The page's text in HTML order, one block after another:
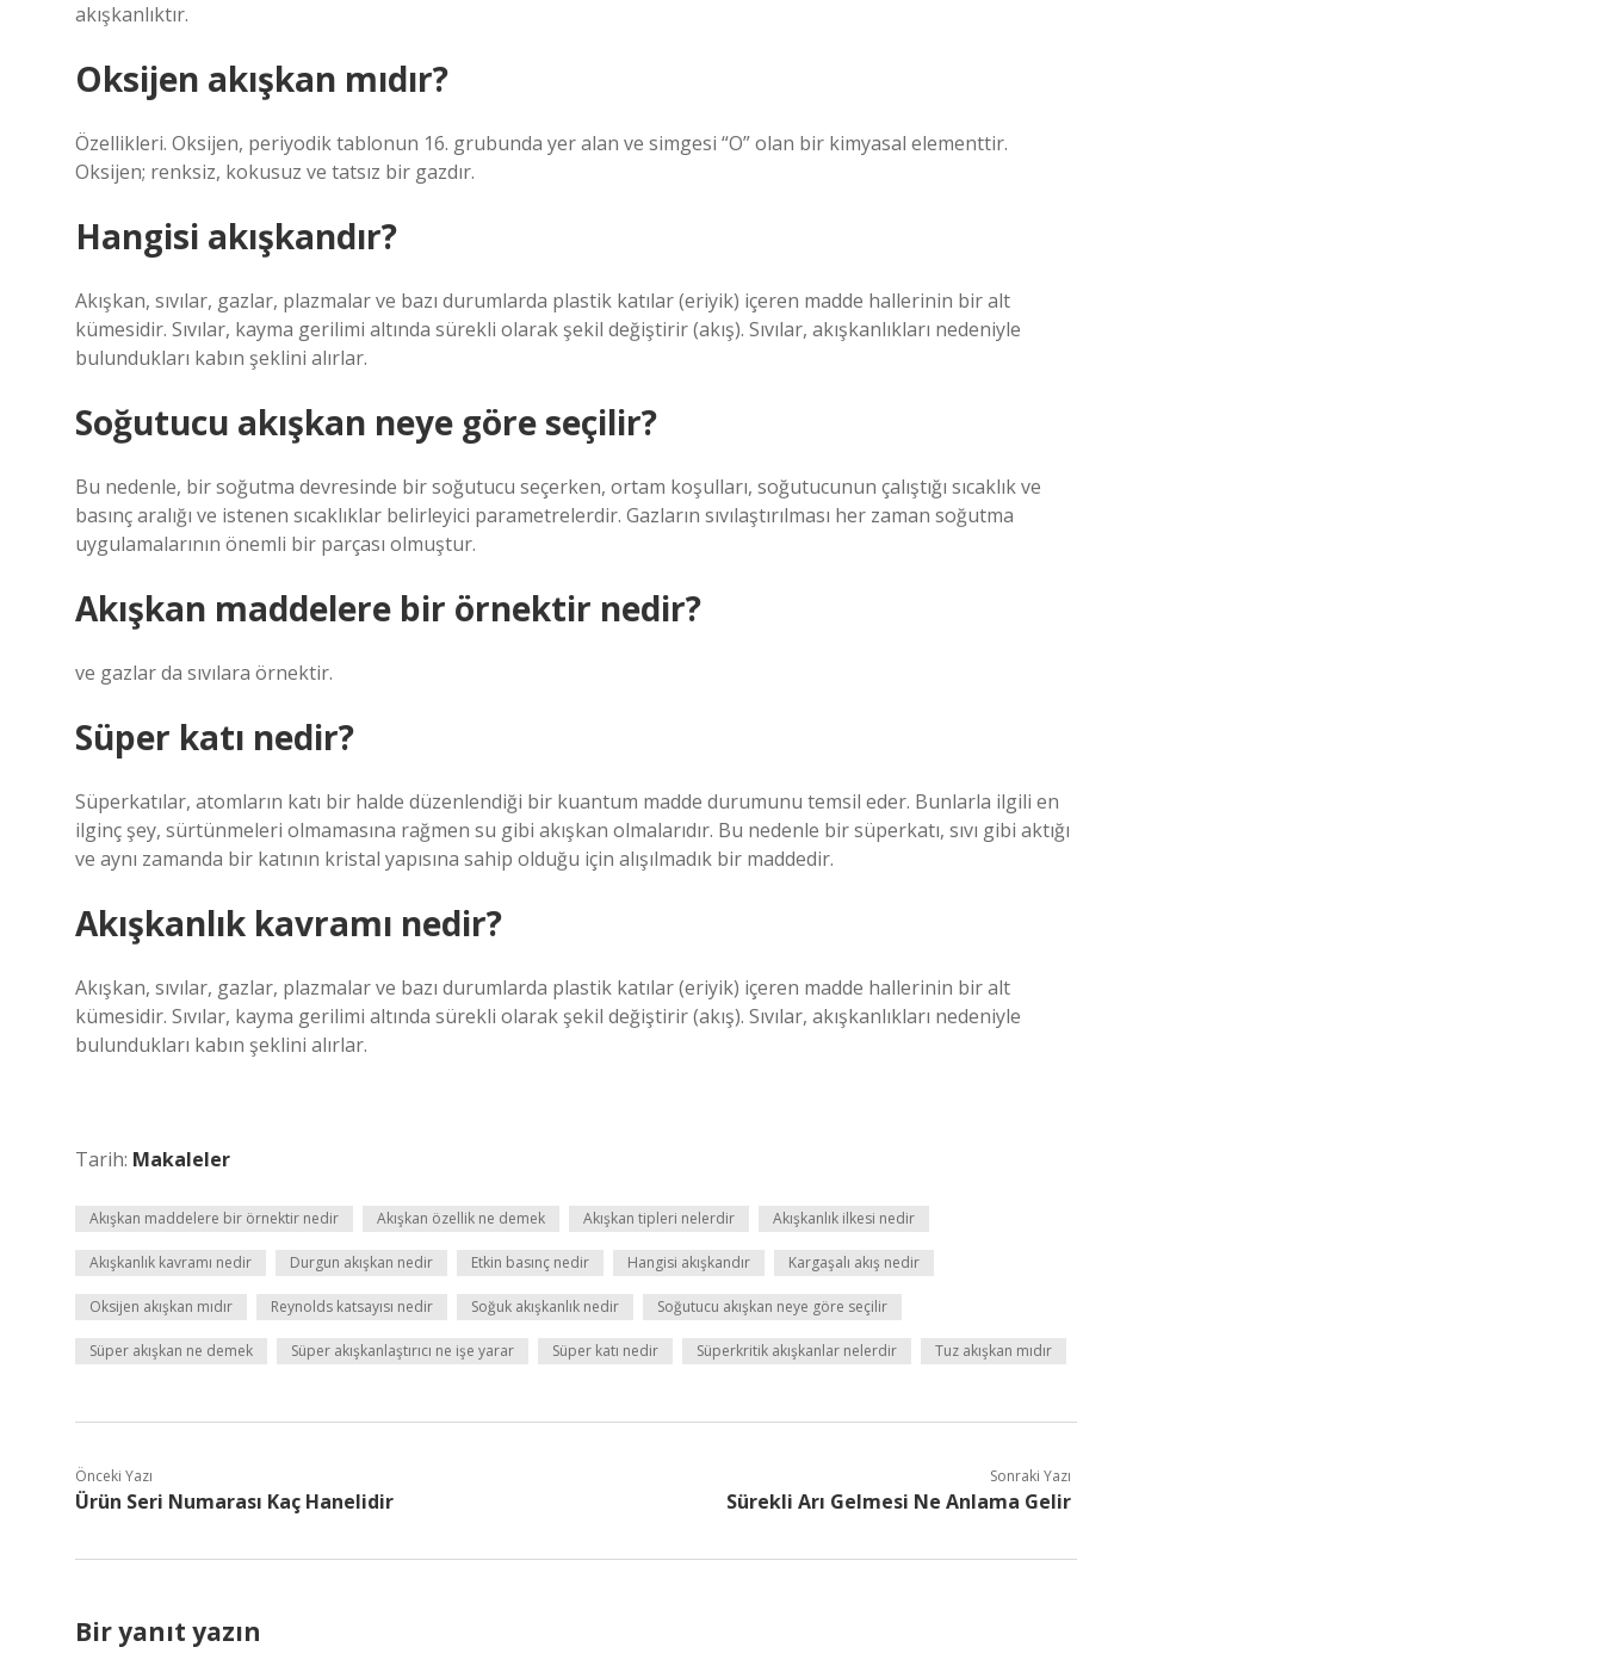
akışkanlıktır.
Oksijen akışkan mıdır?
Özellikleri. Oksijen, periyodik tablonun 16. grubunda yer alan ve simgesi “O” olan bir kimyasal elementtir.
Oksijen; renksiz, kokusuz ve tatsız bir gazdır.
Hangisi akışkandır?
Akışkan, sıvılar, gazlar, plazmalar ve bazı durumlarda plastik katılar (eriyik) içeren madde hallerinin bir alt
kümesidir. Sıvılar, kayma gerilimi altında sürekli olarak şekil değiştirir (akış). Sıvılar, akışkanlıkları nedeniyle
bulundukları kabın şeklini alırlar.
Soğutucu akışkan neye göre seçilir?
Bu nedenle, bir soğutma devresinde bir soğutucu seçerken, ortam koşulları, soğutucunun çalıştığı sıcaklık ve
basınç aralığı ve istenen sıcaklıklar belirleyici parametrelerdir. Gazların sıvılaştırılması her zaman soğutma
uygulamalarının önemli bir parçası olmuştur.
Akışkan maddelere bir örnektir nedir?
ve gazlar da sıvılara örnektir.
Süper katı nedir?
Süperkatılar, atomların katı bir halde düzenlendiği bir kuantum madde durumunu temsil eder. Bunlarla ilgili en
ilginç şey, sürtünmeleri olmamasına rağmen su gibi akışkan olmalarıdır. Bu nedenle bir süperkatı, sıvı gibi aktığı
ve aynı zamanda bir katının kristal yapısına sahip olduğu için alışılmadık bir maddedir.
Akışkanlık kavramı nedir?
Akışkan, sıvılar, gazlar, plazmalar ve bazı durumlarda plastik katılar (eriyik) içeren madde hallerinin bir alt
kümesidir. Sıvılar, kayma gerilimi altında sürekli olarak şekil değiştirir (akış). Sıvılar, akışkanlıkları nedeniyle
bulundukları kabın şeklini alırlar.
Tarih: Makaleler
Akışkan maddelere bir örnektir nedir Akışkan özellik ne demek Akışkan tipleri nelerdir Akışkanlık ilkesi nedir
Akışkanlık kavramı nedir Durgun akışkan nedir Etkin basınç nedir Hangisi akışkandır Kargaşalı akış nedir
Oksijen akışkan mıdır Reynolds katsayısı nedir Soğuk akışkanlık nedir Soğutucu akışkan neye göre seçilir
Süper akışkan ne demek Süper akışkanlaştırıcı ne işe yarar Süper katı nedir Süperkritik akışkanlar nelerdir Tuz akışkan mıdır
Önceki Yazı
Ürün Seri Numarası Kaç Hanelidir
Sonraki Yazı
Sürekli Arı Gelmesi Ne Anlama Gelir
Bir yanıt yazın